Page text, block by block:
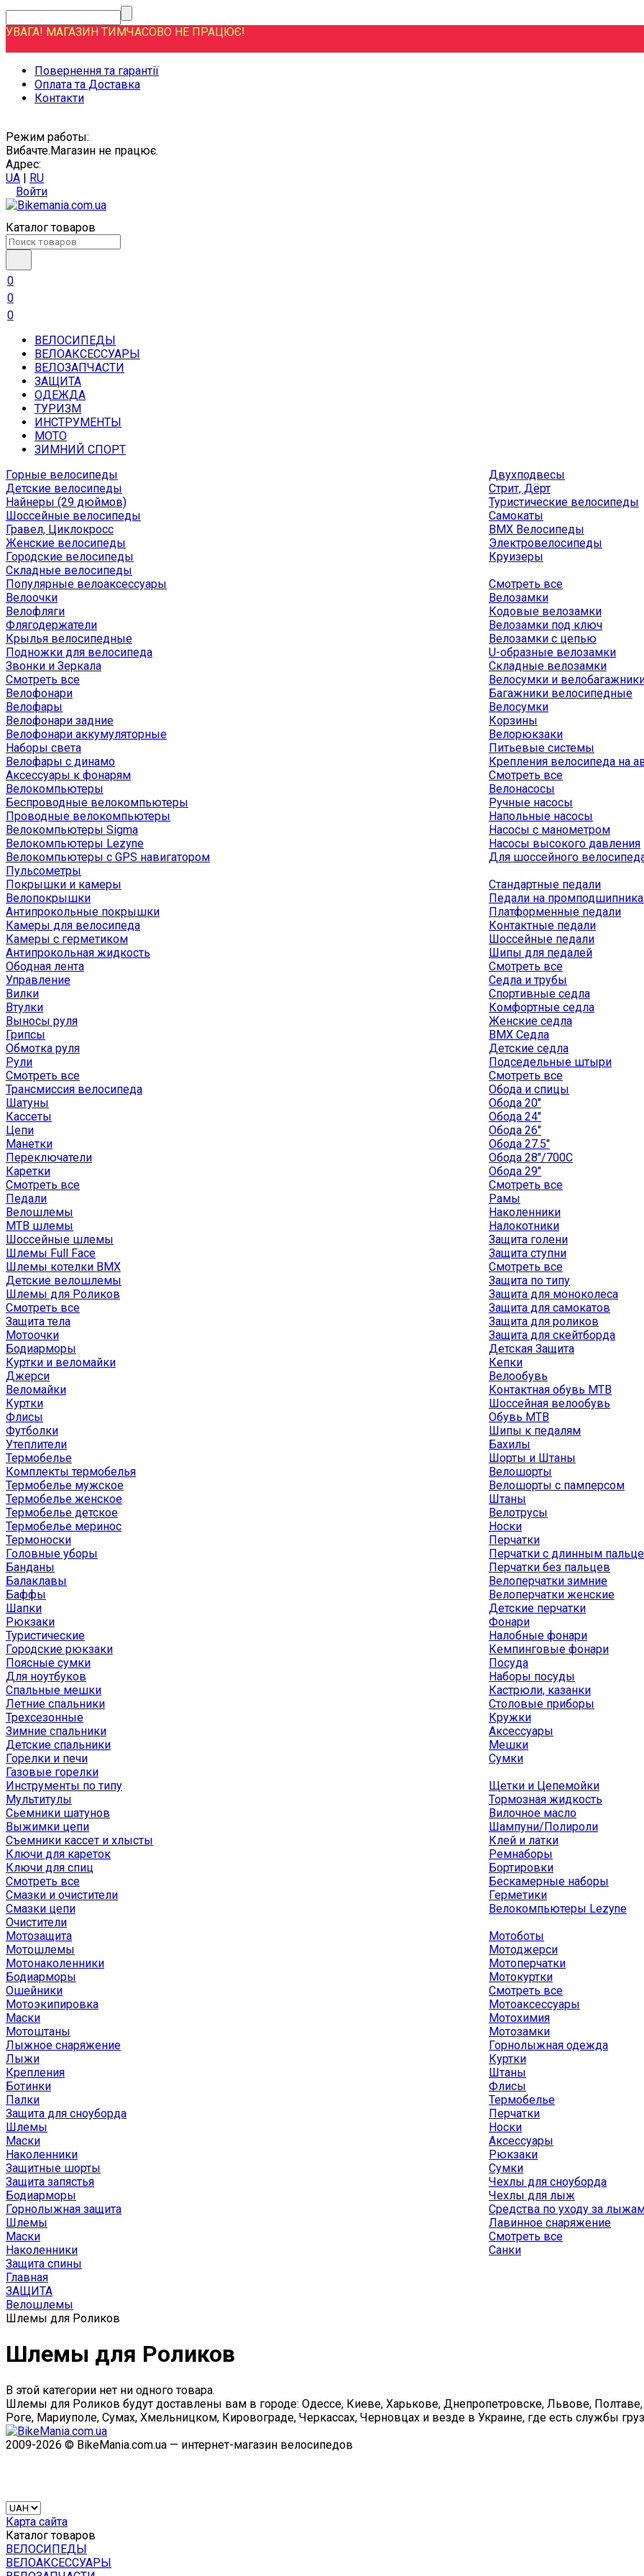
УВАГА! МАГАЗИН ТИМЧАСОВО НЕ ПРАЦЮЄ!
Повернення та гарантії
Оплата та Доставка
Контакти
Режим работы:
Вибачте.Магазин не працює.
Адрес:
UA | RU
Войти
Каталог товаров
0
0
0
ВЕЛОСИПЕДЫ
ВЕЛОАКСЕССУАРЫ
ВЕЛОЗАПЧАСТИ
ЗАЩИТА
ОДЕЖДА
ТУРИЗМ
ИНСТРУМЕНТЫ
МОТО
ЗИМНИЙ СПОРТ
Горные велосипеды
Детские велосипеды
Найнеры (29 дюймов)
Шоссейные велосипеды
Гравел, Циклокросс
Женские велосипеды
Городcкие велосипеды
Складные велосипеды
Двухподвесы
Стрит, Дёрт
Туристические велосипеды
Самокаты
BMX Велосипеды
Электровелосипеды
Круизеры
Популярные велоаксессуары
Велоочки
Велофляги
Флягодержатели
Крылья велосипедные
Подножки для велосипеда
Звонки и Зеркала
Смотреть все
Велофонари
Велофары
Велофонари задние
Велофонари аккумуляторные
Наборы света
Велофары с динамо
Аксессуары к фонарям
Велокомпьютеры
Беспроводные велокомпьютеры
Проводные велокомпьютеры
Велокомпьютеры Sigma
Велокомпьютеры Lezyne
Велокомпьютеры с GPS навигатором
Пульсометры
Смотреть все
Велозамки
Кодовые велозамки
Велозамки под ключ
Велозамки с цепью
U-образные велозамки
Складные велозамки
Велосумки и
Багажники велосипедные
Велосумки
Корзины
Велорюкзаки
Питьевые системы
Крепления велосипеда на
Смотреть все
Велонасосы
Ручные насосы
Напольные насосы
Насосы с манометром
Насосы высокого давления
Для шоссейного
Покрышки и камеры
Велопокрышки
Антипрокольные покрышки
Камеры для велосипеда
Камеры с герметиком
Антипрокольная жидкость
Ободная лента
Управление
Вилки
Втулки
Выносы руля
Грипсы
Обмотка руля
Рули
Смотреть все
Трансмиссия велосипеда
Шатуны
Кассеты
Цепи
Манетки
Переключатели
Каретки
Смотреть все
Педали
Стандартные педали
Педали на
Платформенные педали
Контактные педали
Шоссейные педали
Шипы для педалей
Смотреть все
Седла и трубы
Спортивные седла
Комфортные седла
Женские седла
BMX Седла
Детские седла
Подседельные штыри
Смотреть все
Обода и спицы
Обода 20"
Обода 24"
Обода 26"
Обода 27.5"
Обода 28"/700C
Обода 29"
Смотреть все
Рамы
Велошлемы
MTB шлемы
Шоссейные шлемы
Шлемы Full Face
Шлемы котелки BMX
Детские велошлемы
Шлемы для Роликов
Смотреть все
Защита тела
Мотоочки
Бодиарморы
Наколенники
Налокотники
Защита голени
Защита ступни
Смотреть все
Защита по типу
Защита для моноколеса
Защита для самокатов
Защита для роликов
Защита для скейтборда
Детская Защита
Куртки и веломайки
Джерси
Веломайки
Куртки
Флисы
Футболки
Утеплители
Термобелье
Комплекты термобелья
Термобелье мужское
Термобелье женское
Термобелье детское
Термобелье меринос
Термоноски
Головные уборы
Банданы
Балаклавы
Баффы
Шапки
Кепки
Велообувь
Контактная обувь MTB
Шоссейная велообувь
Обувь MTB
Шипы к педалям
Бахилы
Шорты и Штаны
Велошорты
Велошорты с памперсом
Штаны
Велотрусы
Носки
Перчатки
Перчатки с длинным
Перчатки без пальцев
Велоперчатки зимние
Велоперчатки женские
Детские перчатки
Рюкзаки
Туристические
Городские рюкзаки
Поясные сумки
Для ноутбуков
Спальные мешки
Летние спальники
Трехсезонные
Зимние спальники
Детские спальники
Горелки и печи
Газовые горелки
Фонари
Налобные фонари
Кемпинговые фонари
Посуда
Наборы посуды
Кастрюли, казанки
Столовые приборы
Кружки
Аксессуары
Мешки
Сумки
Инструменты по типу
Мультитулы
Сьемники шатунов
Выжимки цепи
Съемники кассет и хлысты
Ключи для кареток
Ключи для спиц
Смотреть все
Смазки и очистители
Смазки цепи
Очистители
Щетки и Цепемойки
Тормозная жидкость
Вилочное масло
Шампуни/Полироли
Клей и латки
Ремнаборы
Бортировки
Бескамерные наборы
Герметики
Велокомпьютеры Lezyne
Мотозащита
Мотошлемы
Мотонаколенники
Бодиарморы
Ошейники
Мотоэкипировка
Маски
Мотоштаны
Мотоботы
Мотоджерси
Мотоперчатки
Мотокуртки
Смотреть все
Мотоаксессуары
Мотохимия
Мотозамки
Лыжное снаряжение
Лыжи
Крепления
Ботинки
Палки
Защита для сноуборда
Шлемы
Маски
Наколенники
Защитные шорты
Защита запястья
Бодиарморы
Горнолыжная защита
Шлемы
Маски
Наколенники
Защита спины
Горнолыжная одежда
Куртки
Штаны
Флисы
Термобелье
Перчатки
Носки
Аксессуары
Рюкзаки
Сумки
Чехлы для сноуборда
Чехлы для лыж
Средства по уходу за
Лавинное снаряжение
Смотреть все
Санки
Главная
ЗАЩИТА
Велошлемы
Шлемы для Роликов
Шлемы для Роликов
В этой категории нет ни одного товара.
Шлемы для Роликов будут доставлены вам в городе: Одессе, Киеве, Харькове, Днепропетровске, Львове,
Роге, Мариуполе, Сумах, Хмельницком, Кировограде, Черкассах, Черновцах и везде в Украине, где есть службы
2009-2026 © BikeMania.com.ua — интернет-магазин велосипедов
Карта сайта
Каталог товаров
ВЕЛОСИПЕДЫ
ВЕЛОАКСЕССУАРЫ